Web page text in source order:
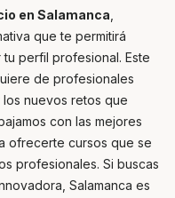
en Salamanca
que te permitirá
perfil profesional. Este
de profesionales
nuevos retos que
con las mejores
ofrecerte cursos que se
profesionales. Si buscas
Salamanca es